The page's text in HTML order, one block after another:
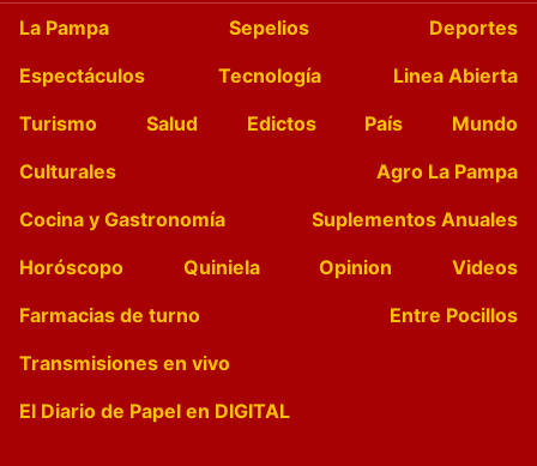
La Pampa Sepelios
Deportes
Espectáculos
Tecnología
Linea Abierta
Turismo
Salud Edictos País
Mundo
Culturales
Agro La Pampa
Cocina y Gastronomía
Suplementos Anuales
Horóscopo
Quiniela Opinion
Videos
Farmacias de turno
Entre Pocillos
Transmisiones en vivo
El Diario de Papel en DIGITAL